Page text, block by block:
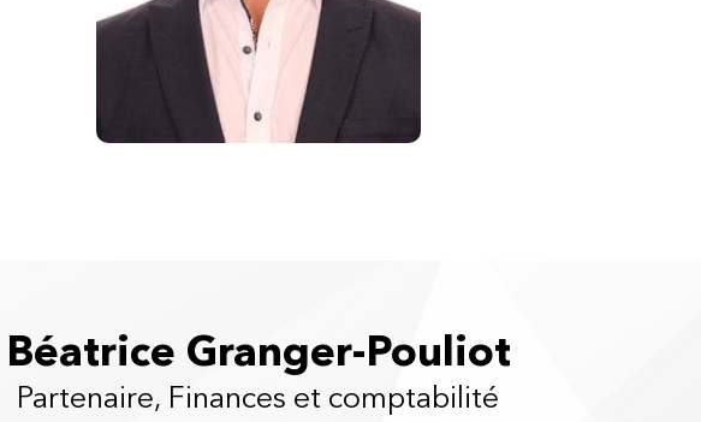
Béatrice Granger-Pouliot
Partenaire, Finances et comptabilité